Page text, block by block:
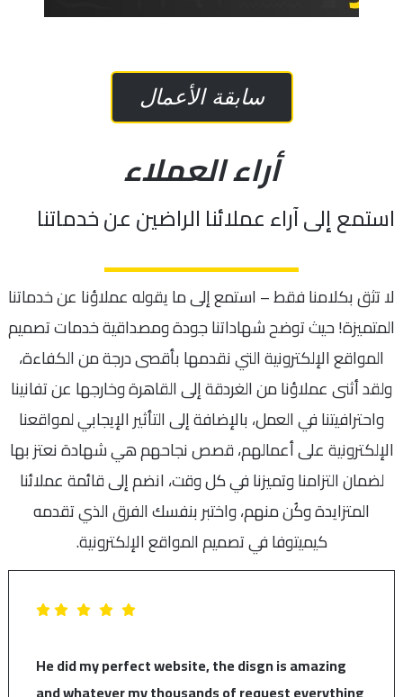
سابقة الأعمال
أراء العملاء
استمع إلى آراء عملائنا الراضين عن خدماتنا
لا تثق بكلامنا فقط – استمع إلى ما يقوله عملاؤنا عن خدماتنا
المتميزة! حيث توضح شهاداتنا جودة ومصداقية خدمات تصميم
المواقع الإلكترونية التي نقدمها بأقصى درجة من الكفاءة،
ولقد أثنى عملاؤنا من الغردقة إلى القاهرة وخارجها عن تفانينا
واحترافيتنا في العمل، بالإضافة إلى التأثير الإيجابي لمواقعنا
الإلكترونية على أعمالهم، قصص نجاحهم هي شهادة نعتز بها
لضمان التزامنا وتميزنا في كل وقت، انضم إلى قائمة عملائنا
المتزايدة وكُن منهم، واختبر بنفسك الفرق الذي تقدمه
كيميتوفا في تصميم المواقع الإلكترونية.
He did my perfect
find the right individual and